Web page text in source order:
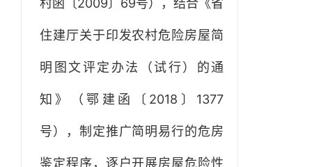
村函〔2009〕69号），结合《省
住建厅关于印发农村危险房屋简
明图文评定办法（试行）的通
知》（鄂建函〔2018〕1377
号），制定推广简明易行的危房
鉴定程序，逐户开展房屋危险性